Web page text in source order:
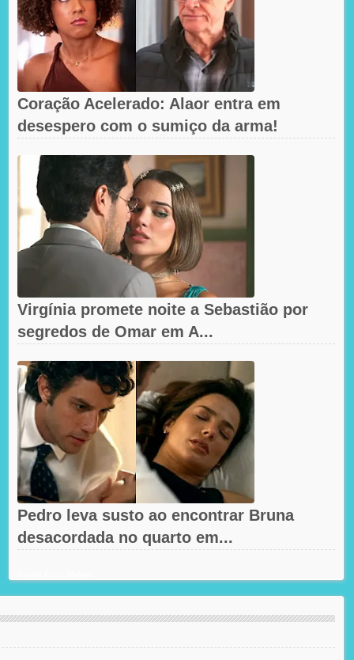
Coração Acelerado: Alaor entra em
desespero com o sumiço da arma!
Virgínia promete noite a Sebastião por
segredos de Omar em A...
Pedro leva susto ao encontrar Bruna
desacordada no quarto em...